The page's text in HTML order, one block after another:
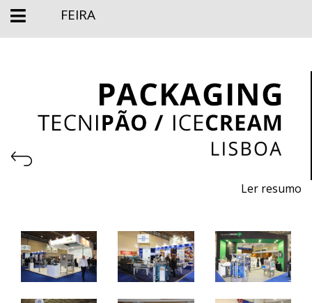
FEIRA
Ler resumo
7 a 9 abril de 2024 - FIL - Lisboa
10h / 19h